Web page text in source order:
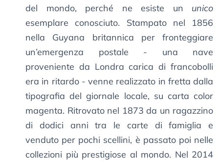
del mondo, perché ne esiste un unico
esemplare conosciuto. Stampato nel 1856
nella Guyana britannica per fronteggiare
un’emergenza postale - una nave
proveniente da Londra carica di francobolli
era in ritardo - venne realizzato in fretta dalla
tipografia del giornale locale, su carta color
magenta. Ritrovato nel 1873 da un ragazzino
di dodici anni tra le carte di famiglia e
venduto per pochi scellini, è passato poi nelle
collezioni più prestigiose al mondo. Nel 2014